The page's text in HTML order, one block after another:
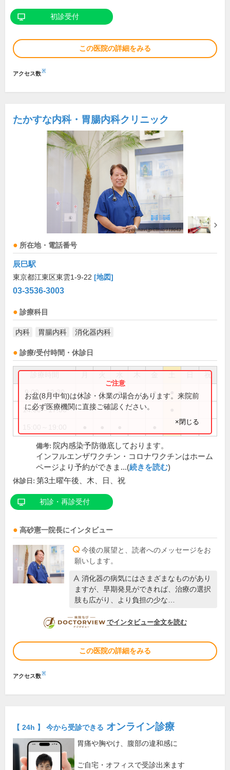
初診受付
この医院の詳細をみる
アクセス数※
たかすな内科・胃腸内科クリニック
所在地・電話番号
辰巳駅
東京都江東区東雲1-9-22 [地図]
03-3536-3003
診療科目
内科 胃腸内科 消化器内科
診療/受付時間・休診日
祝
9:00～12:30 ● ● ● ●
14:00～17:00
お盆(8月中旬)は休診・休業の場合があります。来院前
に必ず医療機関に直接ご確認ください。
×閉じる
備考: 院内感染予防徹底しております。
インフルエンザワクチン・コロナワクチンはホーム
ページより予約ができま...(続きを読む)
休診日: 第3土曜午後、木、日、祝
初診・再診受付
高砂憲一院長にインタビュー
今後の展望と、読者へのメッセージをお
願いします。
消化器の病気にはさまざまなものがあり
ますが、早期発見ができれば、治療の選択
肢も広がり、より負担の少な…
DOCTORVIEW
でインタビュー全文を読む
この医院の詳細をみる
アクセス数※
【 24h 】 今から受診できる オンライン診療
胃痛や胸やけ、腹部の違和感に
ご自宅・オフィスで受診出来ます